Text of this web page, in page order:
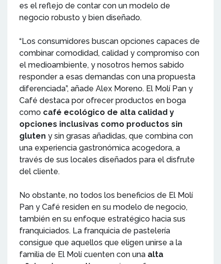
es el reflejo de contar con un modelo de
negocio robusto y bien diseñado.
“Los consumidores buscan opciones capaces de
combinar comodidad, calidad y compromiso con
el medioambiente, y nosotros hemos sabido
responder a esas demandas con una propuesta
diferenciada”, añade Alex Moreno. El Molí Pan y
Café destaca por ofrecer productos en boga
como café ecológico de alta calidad y
opciones inclusivas como productos sin
gluten y sin grasas añadidas, que combina con
una experiencia gastronómica acogedora, a
través de sus locales diseñados para el disfrute
del cliente.
No obstante, no todos los beneficios de El Molí
Pan y Café residen en su modelo de negocio,
también en su enfoque estratégico hacia sus
franquiciados. La franquicia de pastelería
consigue que aquellos que eligen unirse a la
familia de El Molí cuenten con una alta